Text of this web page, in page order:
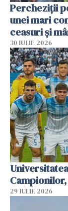
Percheziții
unei mari
ceasuri și
30 IULIE 2026
29 IULIE 2026